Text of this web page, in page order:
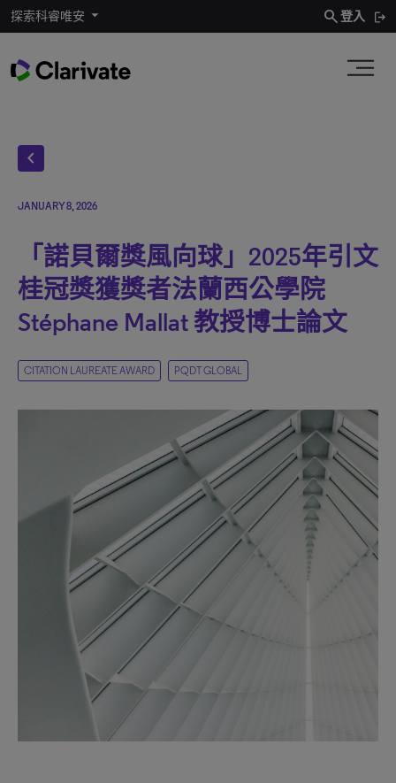
探索科睿唯安 search登入
chevron_left
JANUARY 8, 2026
「諾貝爾獎風向球」2025年引文
桂冠獎獲獎者法蘭西公學院
Stéphane Mallat 教授博士論文
CITATION LAUREATE AWARD PQDT GLOBAL